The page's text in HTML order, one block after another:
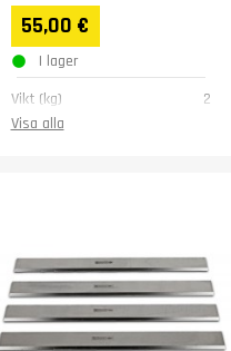
55,00 €
I lager
Vikt (kg)
2
Visa alla